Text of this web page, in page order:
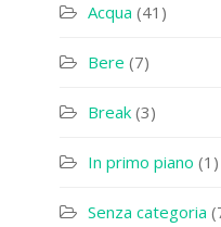
Acqua (41)
Bere (7)
Break (3)
In primo piano (1)
Senza categoria